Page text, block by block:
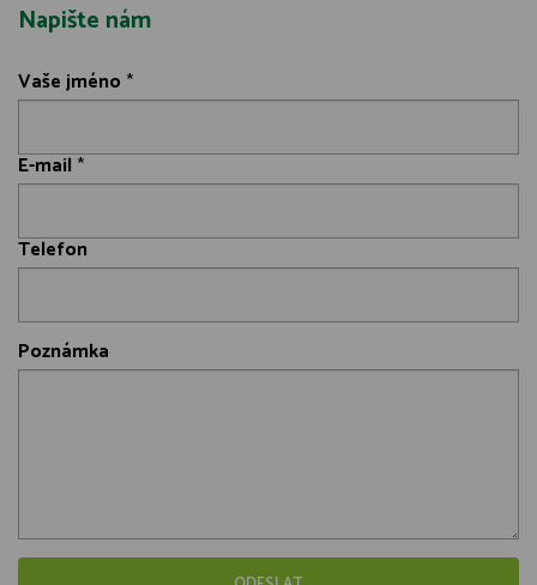
Napište nám
Vaše jméno *
E-mail *
Telefon
Poznámka